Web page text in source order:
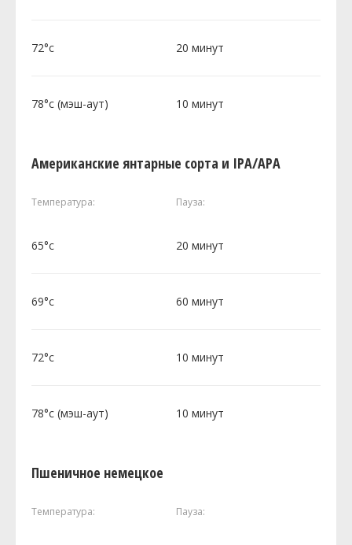
72°c 20 минут
78°c (мэш-аут) 10 минут
Американские янтарные сорта и IPA/APA
Температура: Пауза:
65°c 20 минут
69°c 60 минут
72°c 10 минут
78°c (мэш-аут) 10 минут
Пшеничное немецкое
Температура: Пауза: